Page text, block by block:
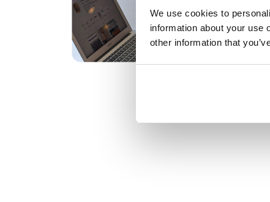
We use cookies to
information about your use
other information that